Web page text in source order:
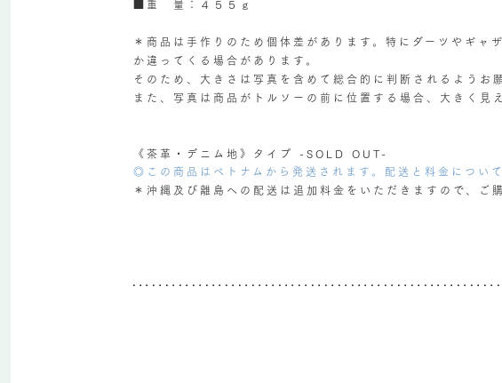
■重 量：４５５ｇ
＊商品は手作りのため個体差があります。特にダーツやギャ
か違ってくる場合があります。
そのため、大きさは写真を含めて総合的に判断されるようお
また、写真は商品がトルソーの前に位置する場合、大きく見
《茶革・デニム地》タイプ -SOLD OUT-
◎この商品はベトナムから発送されます。配送と料金につい
＊沖縄及び離島への配送は追加料金をいただきますので、ご